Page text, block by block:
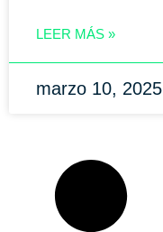
LEER MÁS »
marzo 10, 2025